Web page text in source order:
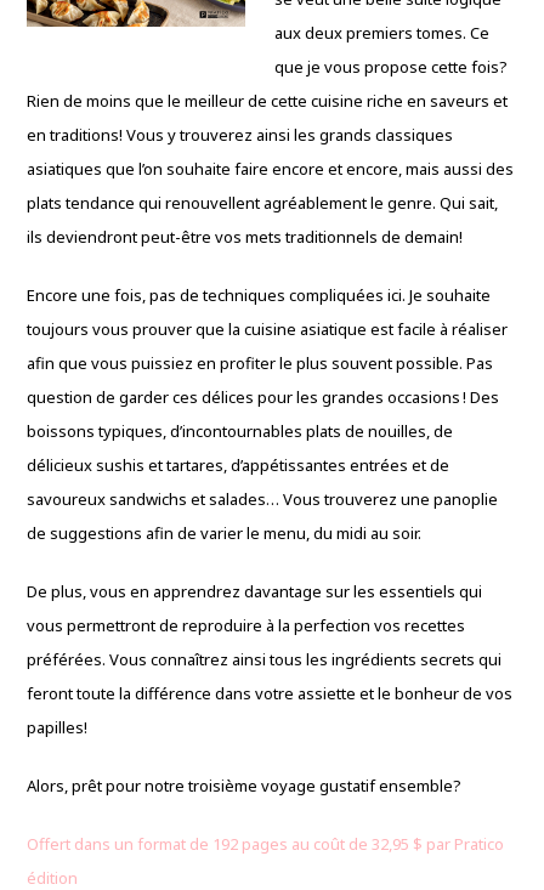
aux deux premiers tomes. Ce
que je vous propose cette fois?
Rien de moins que le meilleur de cette cuisine riche en saveurs et
en traditions! Vous y trouverez ainsi les grands classiques
asiatiques que l’on souhaite faire encore et encore, mais aussi des
plats tendance qui renouvellent agréablement le genre. Qui sait,
ils deviendront peut-être vos mets traditionnels de demain!
Encore une fois, pas de techniques compliquées ici. Je souhaite
toujours vous prouver que la cuisine asiatique est facile à réaliser
afin que vous puissiez en profiter le plus souvent possible. Pas
question de garder ces délices pour les grandes occasions ! Des
boissons typiques, d’incontournables plats de nouilles, de
délicieux sushis et tartares, d’appétissantes entrées et de
savoureux sandwichs et salades… Vous trouverez une panoplie
de suggestions afin de varier le menu, du midi au soir.
De plus, vous en apprendrez davantage sur les essentiels qui
vous permettront de reproduire à la perfection vos recettes
préférées. Vous connaîtrez ainsi tous les ingrédients secrets qui
feront toute la différence dans votre assiette et le bonheur de vos
papilles!
Alors, prêt pour notre troisième voyage gustatif ensemble?
Offert dans un format de 192 pages au coût de 32,95 $ par Pratico
édition